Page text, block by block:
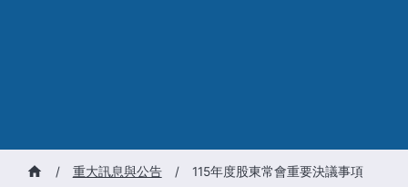
/ 重大訊息與公告 / 115年度股東常會重要決議事項